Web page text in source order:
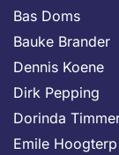
Bas Doms
Bauke Brander
Dennis Koene
Dirk Pepping
Dorinda
Emile Hoogterp